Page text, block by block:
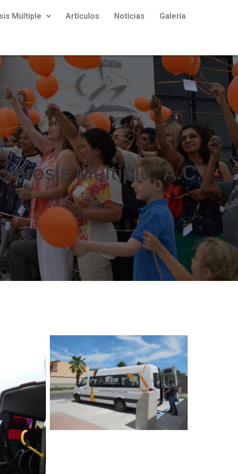
Múltiple Artículos Noticias Galería
Múltiple, A.C.